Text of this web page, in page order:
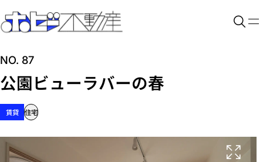
NO. 87
公園ビューラバーの春
賃貸 住宅